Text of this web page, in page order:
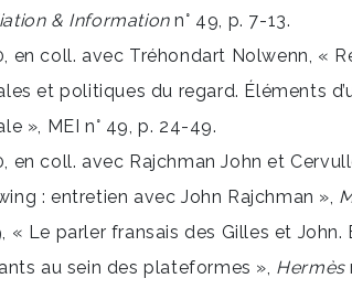
& Informationn° 49, p. 7-13.
en coll. avec Tréhondart Nolwenn, «
et politiques du regard. Éléments
», MEI n° 49, p. 24-49.
en coll. avec Rajchman John et
: entretien avec John Rajchman »,
« Le parler fransais des Gilles et
au sein des plateformes », Hermès